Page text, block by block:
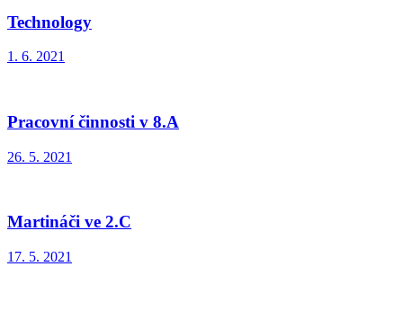
Technology
1. 6. 2021
Pracovní činnosti v 8.A
26. 5. 2021
Martináči ve 2.C
17. 5. 2021